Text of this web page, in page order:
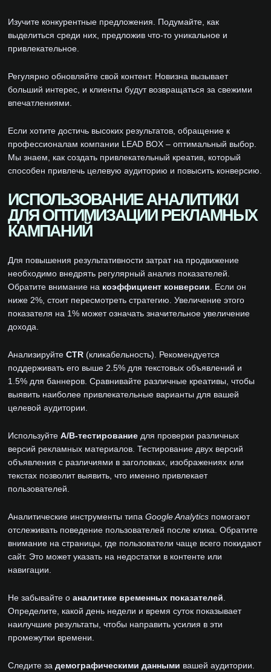
Изучите конкурентные предложения. Подумайте, как
выделиться среди них, предложив что-то уникальное и
привлекательное.
Регулярно обновляйте свой контент. Новизна вызывает
больший интерес, и клиенты будут возвращаться за свежими
впечатлениями.
Если хотите достичь высоких результатов, обращение к
профессионалам компании LEAD BOX – оптимальный выбор.
Мы знаем, как создать привлекательный креатив, который
способен привлечь целевую аудиторию и повысить конверсию.
ИСПОЛЬЗОВАНИЕ АНАЛИТИКИ
ДЛЯ ОПТИМИЗАЦИИ РЕКЛАМНЫХ
КАМПАНИЙ
Для повышения результативности затрат на продвижение
необходимо внедрять регулярный анализ показателей.
Обратите внимание на коэффициент конверсии . Если он
ниже 2%, стоит пересмотреть стратегию. Увеличение этого
показателя на 1% может означать значительное увеличение
дохода.
Анализируйте CTR (кликабельность). Рекомендуется
поддерживать его выше 2.5% для текстовых объявлений и
1.5% для баннеров. Сравнивайте различные креативы, чтобы
выявить наиболее привлекательные варианты для вашей
целевой аудитории.
Используйте A/B-тестирование для проверки различных
версий рекламных материалов. Тестирование двух версий
объявления с различиями в заголовках, изображениях или
текстах позволит выявить, что именно привлекает
пользователей.
Аналитические инструменты типа Google Analytics помогают
отслеживать поведение пользователей после клика. Обратите
внимание на страницы, где пользователи чаще всего покидают
сайт. Это может указать на недостатки в контенте или
навигации.
Не забывайте о аналитике временных показателей
Определите, какой день недели и время суток показывает
наилучшие результаты, чтобы направить усилия в эти
промежутки времени.
Следите за демографическими данными вашей аудитории.